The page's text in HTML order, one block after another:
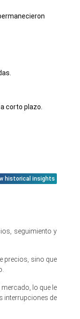
corto plazo.
apoyando la
historical insights
seguimiento y
precios, sino que
lo que le
interrupciones de